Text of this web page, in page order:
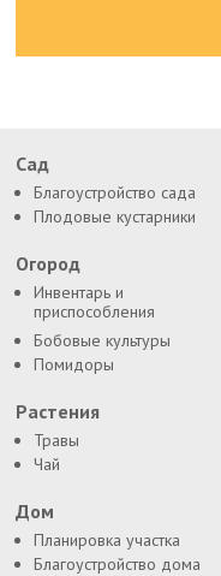
Сад
Благоустройство сада
Плодовые кустарники
Огород
Инвентарь и
приспособления
Бобовые культуры
Помидоры
Растения
Травы
Чай
Дом
Планировка участка
Благоустройство дома